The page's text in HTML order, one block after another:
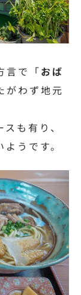
言で「おば
がわず地元
も有り、
うです。